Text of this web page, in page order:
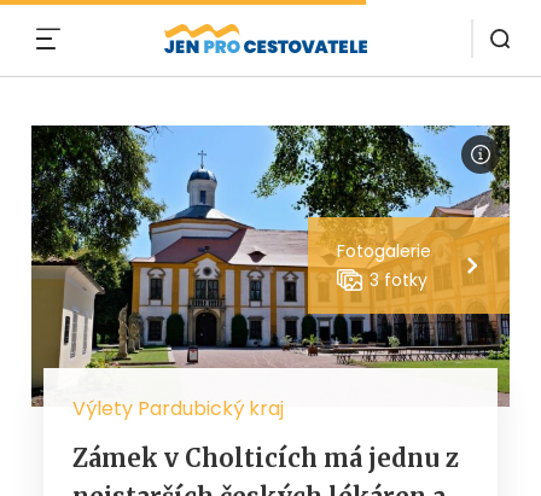
Fotogalerie
3 fotky
Výlety Pardubický kraj
Zámek v Cholticích má jednu z